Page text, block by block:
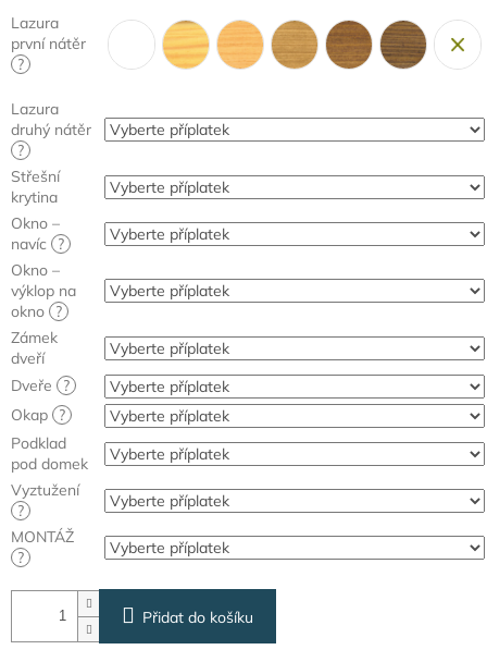
Lazura
první nátěr
?
Lazura
druhý nátěr
?
Střešní
krytina
Okno –
navíc
?
Okno –
výklop na
okno
?
Zámek
dveří
Dveře
?
Okap
?
Podklad
pod domek
Vyztužení
?
MONTÁŽ
?
Přidat do košíku